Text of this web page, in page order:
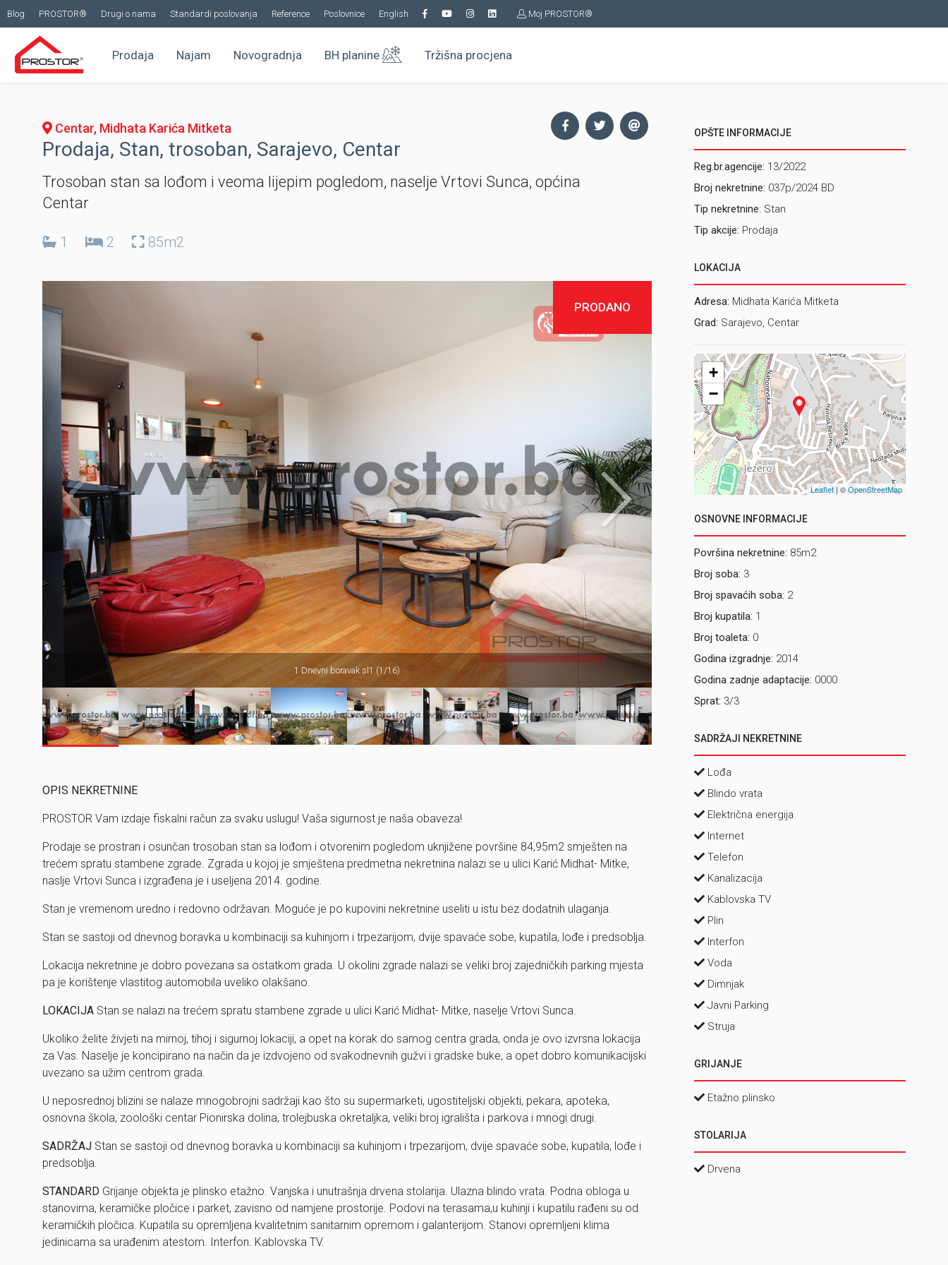
Blog PROSTOR® Drugi o nama Standardi poslovanja Reference Poslovnice English Moj PROSTOR®
Prodaja Najam Novogradnja BH planine Tržišna procjena
Centar, Midhata Karića Mitketa
Prodaja, Stan, trosoban, Sarajevo, Centar
Trosoban stan sa lođom i veoma lijepim pogledom, naselje Vrtovi Sunca, općina
Centar
1 2 85m2
PRODANO
1 Dnevni boravak sl1 (1/16)
OPIS NEKRETNINE
PROSTOR Vam izdaje fiskalni račun za svaku uslugu! Vaša sigurnost je naša obaveza!
Prodaje se prostran i osunčan trosoban stan sa lođom i otvorenim pogledom uknjižene površine 84,95m2 smješten na
trećem spratu stambene zgrade. Zgrada u kojoj je smještena predmetna nekretnina nalazi se u ulici Karić Midhat- Mitke,
naslje Vrtovi Sunca i izgrađena je i useljena 2014. godine.
Stan je vremenom uredno i redovno održavan. Moguće je po kupovini nekretnine useliti u istu bez dodatnih ulaganja.
Stan se sastoji od dnevnog boravka u kombinaciji sa kuhinjom i trpezarijom, dvije spavaće sobe, kupatila, lođe i predsoblja.
Lokacija nekretnine je dobro povezana sa ostatkom grada. U okolini zgrade nalazi se veliki broj zajedničkih parking mjesta
pa je korištenje vlastitog automobila uveliko olakšano.
LOKACIJA Stan se nalazi na trećem spratu stambene zgrade u ulici Karić Midhat- Mitke, naselje Vrtovi Sunca.
Ukoliko želite živjeti na mirnoj, tihoj i sigurnoj lokaciji, a opet na korak do samog centra grada, onda je ovo izvrsna lokacija
za Vas. Naselje je koncipirano na način da je izdvojeno od svakodnevnih gužvi i gradske buke, a opet dobro komunikacijski
uvezano sa užim centrom grada.
U neposrednoj blizini se nalaze mnogobrojni sadržaji kao što su supermarketi, ugostiteljski objekti, pekara, apoteka,
osnovna škola, zoološki centar Pionirska dolina, trolejbuska okretaljka, veliki broj igrališta i parkova i mnogi drugi.
SADRŽAJ Stan se sastoji od dnevnog boravka u kombinaciji sa kuhinjom i trpezarijom, dvije spavaće sobe, kupatila, lođe i
predsoblja.
STANDARD Grijanje objekta je plinsko etažno. Vanjska i unutrašnja drvena stolarija. Ulazna blindo vrata. Podna obloga u
stanovima, keramičke pločice i parket, zavisno od namjene prostorije. Podovi na terasama,u kuhinji i kupatilu rađeni su od
keramičkih pločica. Kupatila su opremljena kvalitetnim sanitarnim opremom i galanterijom. Stanovi opremljeni klima
jedinicama sa urađenim atestom. Interfon. Kablovska TV.
OPŠTE INFORMACIJE
Reg.br.agencije: 13/2022
Broj nekretnine: 037p/2024 BD
Tip nekretnine: Stan
Tip akcije: Prodaja
LOKACIJA
Adresa: Midhata Karića Mitketa
Grad: Sarajevo, Centar
+
−
Leaflet| ©OpenStreetMap
OSNOVNE INFORMACIJE
Površina nekretnine: 85m2
Broj soba: 3
Broj spavaćih soba: 2
Broj kupatila: 1
Broj toaleta: 0
Godina izgradnje: 2014
Godina zadnje adaptacije: 0000
Sprat: 3/3
SADRŽAJI NEKRETNINE
Lođa
Blindo vrata
Električna energija
Internet
Telefon
Kanalizacija
Kablovska TV
Plin
Interfon
Voda
Dimnjak
Javni Parking
Struja
GRIJANJE
Etažno plinsko
STOLARIJA
Drvena